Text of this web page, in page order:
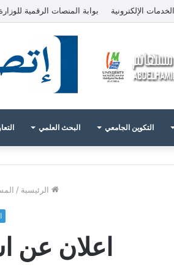
الخدمات الإلكترونية بوابة المنصات الرقمية للوزارة
التكوين الجامعي البحث العلمي
الرئيسية /
اعلان عن